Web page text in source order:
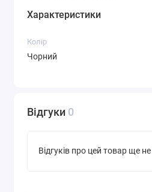
Характеристики
Колір
Чорний
Відгуки 0
Відгуків про цей товар ще